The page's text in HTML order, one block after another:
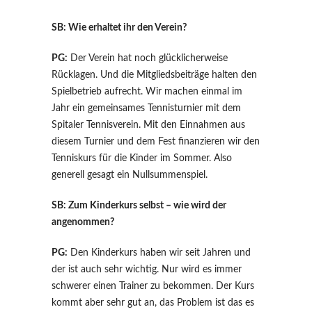
SB: Wie erhaltet ihr den Verein?
PG: Der Verein hat noch glücklicherweise
Rücklagen. Und die Mitgliedsbeiträge halten den
Spielbetrieb aufrecht. Wir machen einmal im
Jahr ein gemeinsames Tennisturnier mit dem
Spitaler Tennisverein. Mit den Einnahmen aus
diesem Turnier und dem Fest finanzieren wir den
Tenniskurs für die Kinder im Sommer. Also
generell gesagt ein Nullsummenspiel.
SB: Zum Kinderkurs selbst – wie wird der
angenommen?
PG: Den Kinderkurs haben wir seit Jahren und
der ist auch sehr wichtig. Nur wird es immer
schwerer einen Trainer zu bekommen. Der Kurs
kommt aber sehr gut an, das Problem ist das es